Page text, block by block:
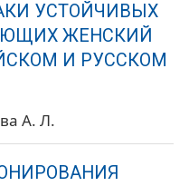
УСТОЙЧИВЫХ
ЖЕНСКИЙ
И РУССКОМ
А. Л.